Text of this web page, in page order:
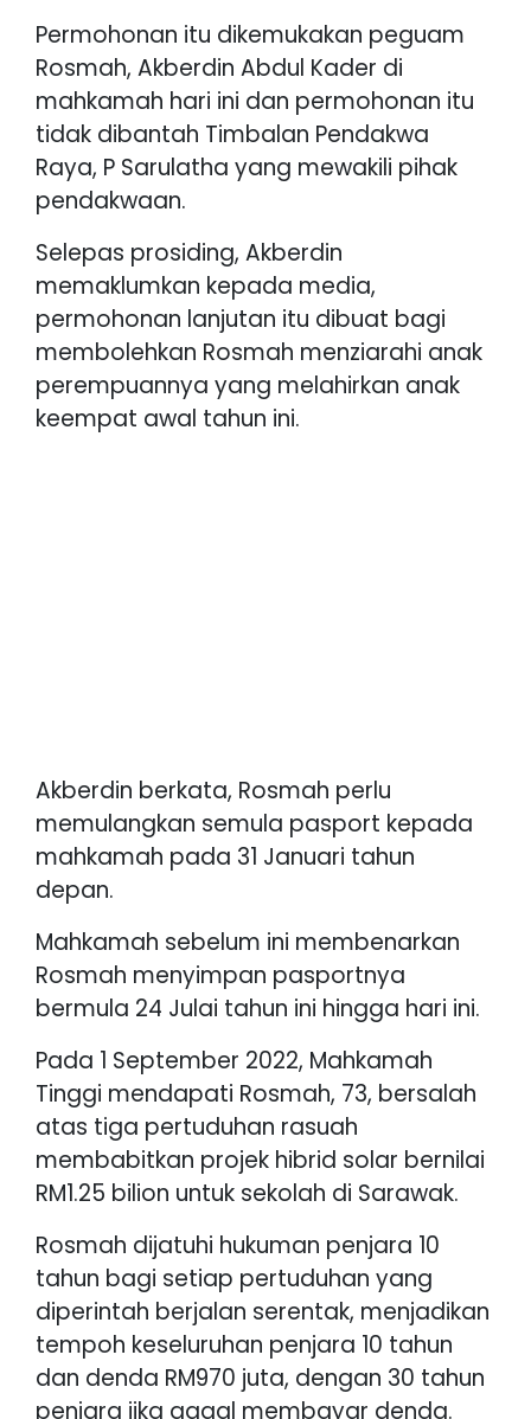
Permohonan itu dikemukakan peguam
Rosmah, Akberdin Abdul Kader di
mahkamah hari ini dan permohonan itu
tidak dibantah Timbalan Pendakwa
Raya, P Sarulatha yang mewakili pihak
pendakwaan.
Selepas prosiding, Akberdin
memaklumkan kepada media,
permohonan lanjutan itu dibuat bagi
membolehkan Rosmah menziarahi anak
perempuannya yang melahirkan anak
keempat awal tahun ini.
Akberdin berkata, Rosmah perlu
memulangkan semula pasport kepada
mahkamah pada 31 Januari tahun
depan.
Mahkamah sebelum ini membenarkan
Rosmah menyimpan pasportnya
bermula 24 Julai tahun ini hingga hari ini.
Pada 1 September 2022, Mahkamah
Tinggi mendapati Rosmah, 73, bersalah
atas tiga pertuduhan rasuah
membabitkan projek hibrid solar bernilai
RM1.25 bilion untuk sekolah di Sarawak.
Rosmah dijatuhi hukuman penjara 10
tahun bagi setiap pertuduhan yang
diperintah berjalan serentak, menjadikan
tempoh keseluruhan penjara 10 tahun
dan denda RM970 juta, dengan 30 tahun
penjara jika gagal membayar denda.